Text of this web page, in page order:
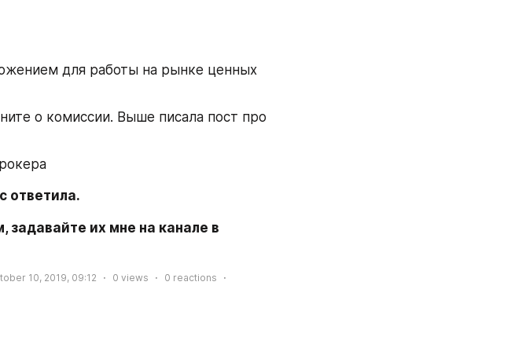
для работы на рынке ценных
о комиссии. Выше писала пост про
ответила.
10, 2019, 09:12 0 views 0 reactions